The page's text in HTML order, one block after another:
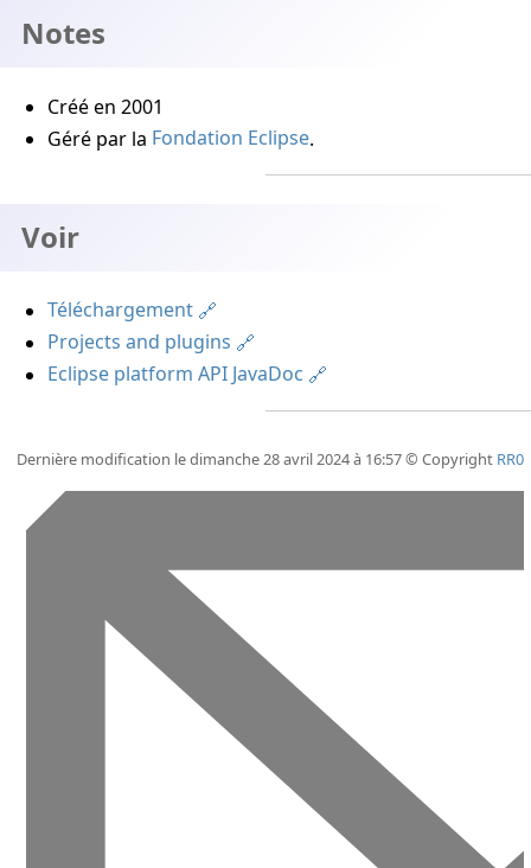
Notes
Créé en 2001
Géré par la Fondation Eclipse.
Voir
Téléchargement
Projects and plugins
Eclipse platform API JavaDoc
Dernière modification le dimanche 28 avril 2024 à 16:57 © Copyright RR0